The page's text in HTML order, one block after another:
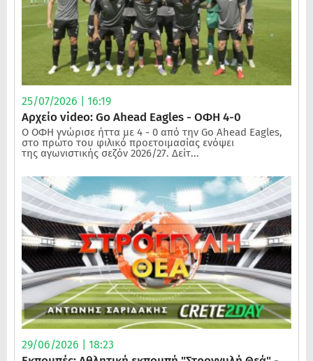
25/07/2026 | 16:19
Αρχείο video: Go Ahead Eagles - ΟΦΗ 4-0
Ο ΟΦΗ γνώρισε ήττα με 4 - 0 από την Go Ahead Eagles,
στο πρώτο του φιλικό προετοιμασίας ενόψει
της αγωνιστικής σεζόν 2026/27. Δείτ...
29/06/2026 | 18:23